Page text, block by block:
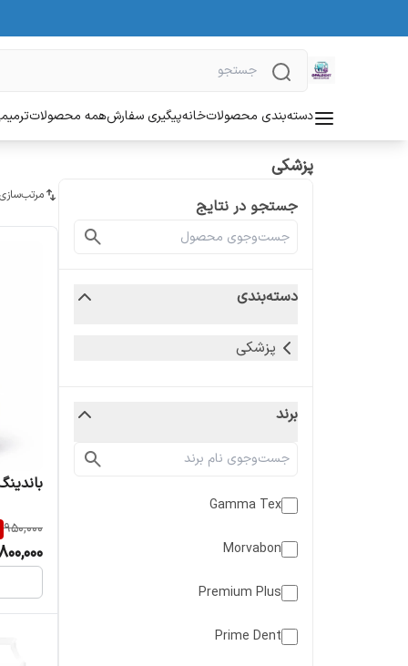
دسته‌بندی محصولاتخانهپیگیری سفارشهمه محصولات
پزشکی
جستجو در نتایج
دسته‌بندی
پزشکی
برند
Gamma Tex
Morvabon
Premium Plus
Prime Dent
باندینگ
950,000